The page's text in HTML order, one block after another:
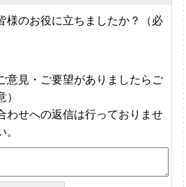
様のお役に立ちましたか？（必
意見・ご要望がありましたらご
わせへの返信は行っておりませ